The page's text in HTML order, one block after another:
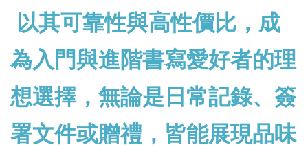
以其可靠性與高性價比，成
為入門與進階書寫愛好者的理
想選擇，無論是日常記錄、簽
署文件或贈禮，皆能展現品味